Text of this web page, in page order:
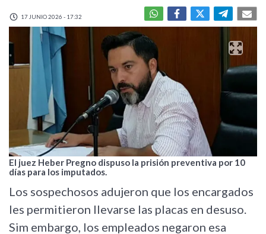
17 JUNIO 2026 - 17:32
El juez Heber Pregno dispuso la prisión preventiva por 10
días para los imputados.
Los sospechosos adujeron que los encargados
les permitieron llevarse las placas en desuso.
Sim embargo, los empleados negaron esa